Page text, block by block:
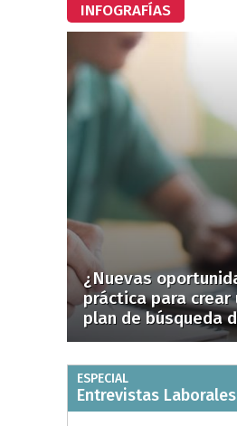
INFOGRAFÍAS
¿Nuevas
práctica para crear
plan de búsqueda
ESPECIAL
Entrevistas Laborales